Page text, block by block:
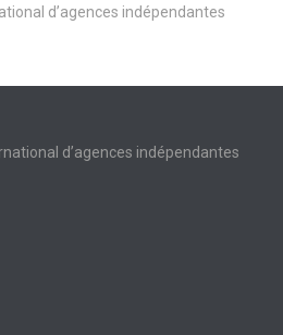
d’agences indépendantes
d’agences indépendantes